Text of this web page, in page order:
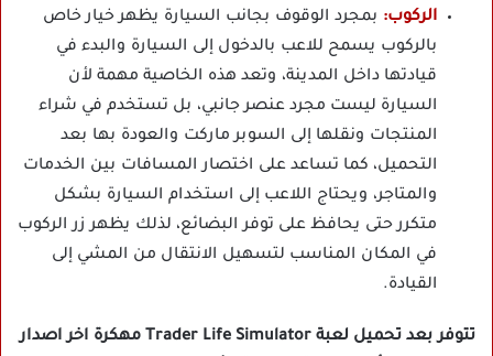
الركوب: بمجرد الوقوف بجانب السيارة يظهر خيار خاص
بالركوب يسمح للاعب بالدخول إلى السيارة والبدء في
قيادتها داخل المدينة، وتعد هذه الخاصية مهمة لأن
السيارة ليست مجرد عنصر جانبي، بل تستخدم في شراء
المنتجات ونقلها إلى السوبر ماركت والعودة بها بعد
التحميل، كما تساعد على اختصار المسافات بين الخدمات
والمتاجر، ويحتاج اللاعب إلى استخدام السيارة بشكل
متكرر حتى يحافظ على توفر البضائع، لذلك يظهر زر الركوب
في المكان المناسب لتسهيل الانتقال من المشي إلى
القيادة.
تتوفر بعد تحميل لعبة Trader Life Simulator مهكرة اخر اصدار